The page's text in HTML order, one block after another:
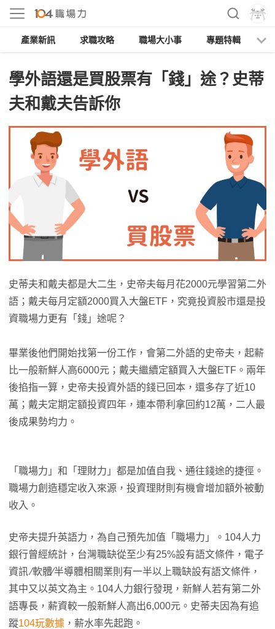
產業新訊 求職攻略 職場大小事 專題特輯
學外語還是買股票有「錢」途？史蒂
夫和戴夫告訴你
史蒂夫和戴夫都是大二生，史帝夫每月花2000元學習第二外
語；戴夫每月定額2000買入大盤ETF，究竟投資股市還是投
資職場力更有「錢」途呢？
畢業後他們開始找第一份工作，會第二外語的史帝夫，起薪
比一般新鮮人高6000元；戴夫繼續定額買入大盤ETF。兩年
後掐指一算，史帝夫投資外語的錢已回本，還多存了近10
萬；戴夫定期定額投資四年，連本帶利拿回約12萬，二人最
後成果勢均力。
「職場力」和「理財力」都是加值自我、通往錢途的捷徑。
職場力創造穩定收入來源，投資理財則有機會增加額外被動
收入。
史帝夫提升英語力，為自己預先加值「職場力」。104人力
銀行曾經統計，台灣職缺從至少有25%設有語文條件，電子
資訊 ∕軟體∕半導體相關業則有一半以上職缺設有語文條件，
其中又以英文為主。104人力銀行發現，新鮮人若有第二外
語專長，薪資較一般新鮮人高出6,000元。史蒂夫因為有追
蹤104玩數據 ，薪水率先起跑。